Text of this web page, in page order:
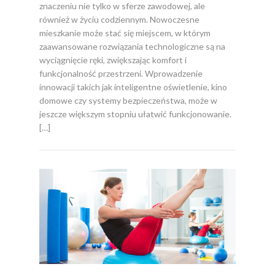
znaczeniu nie tylko w sferze zawodowej, ale
również w życiu codziennym. Nowoczesne
mieszkanie może stać się miejscem, w którym
zaawansowane rozwiązania technologiczne są na
wyciągnięcie ręki, zwiększając komfort i
funkcjonalność przestrzeni. Wprowadzenie
innowacji takich jak inteligentne oświetlenie, kino
domowe czy systemy bezpieczeństwa, może w
jeszcze większym stopniu ułatwić funkcjonowanie.
[…]